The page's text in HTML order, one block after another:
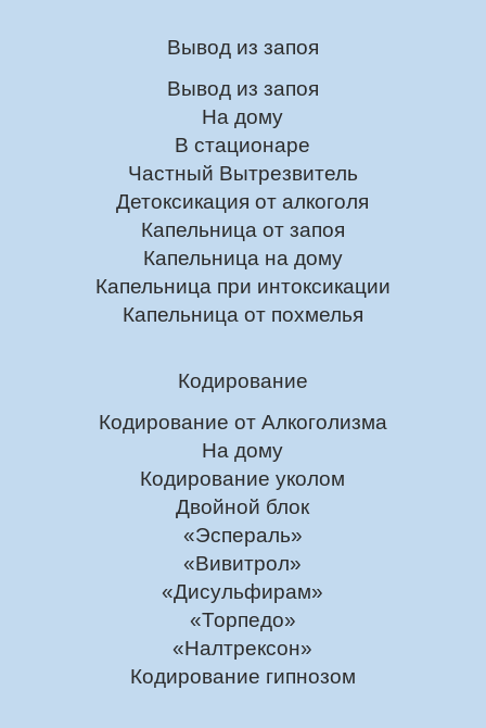
Вывод из запоя
Вывод из запоя
На дому
В стационаре
Частный Вытрезвитель
Детоксикация от алкоголя
Капельница от запоя
Капельница на дому
Капельница при интоксикации
Капельница от похмелья
Кодирование
Кодирование от Алкоголизма
На дому
Кодирование уколом
Двойной блок
«Эспераль»
«Вивитрол»
«Дисульфирам»
«Торпедо»
«Налтрексон»
Кодирование гипнозом